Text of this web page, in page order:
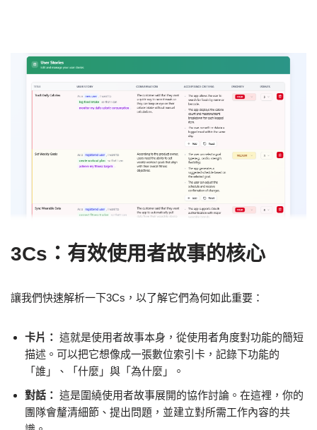
3Cs：有效使用者故事的核心
讓我們快速解析一下3Cs，以了解它們為何如此重要：
卡片： 這就是使用者故事本身，從使用者角度對功能的簡短
描述。可以把它想像成一張數位索引卡，記錄下功能的
「誰」、「什麼」與「為什麼」。
對話： 這是圍繞使用者故事展開的協作討論。在這裡，你的
團隊會釐清細節、提出問題，並建立對所需工作內容的共